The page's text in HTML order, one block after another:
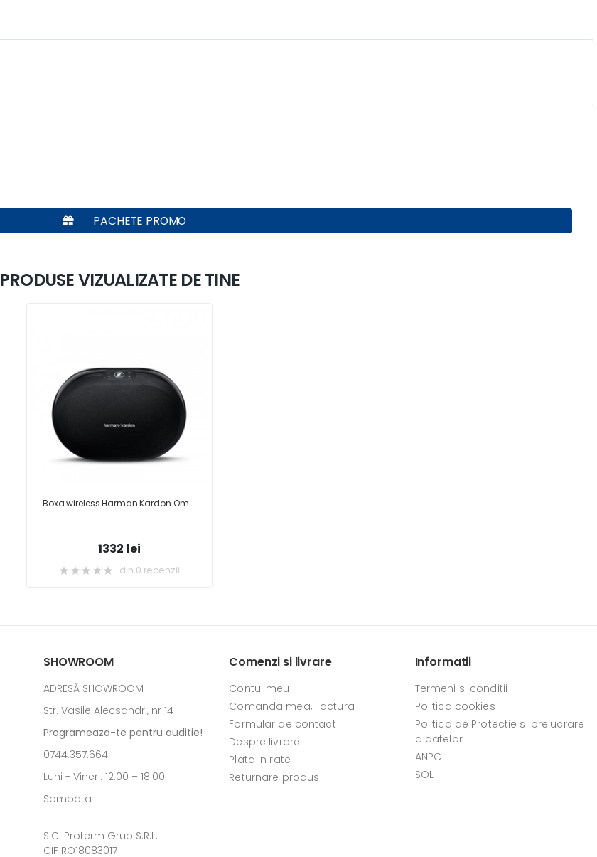
PACHETE PROMO
PRODUSE VIZUALIZATE DE TINE
Boxa wireless Harman Kardon Omni 20
1332 lei
din 0 recenzii
SHOWROOM
ADRESĂ SHOWROOM
Str. Vasile Alecsandri, nr 14
Programeaza-te pentru auditie!
0744.357.664
Luni - Vineri: 12:00 – 18.00
Sambata
S.C. Proterm Grup S.R.L.
CIF RO18083017
Comenzi si livrare
Contul meu
Comanda mea, Factura
Formular de contact
Despre livrare
Plata in rate
Returnare produs
Informatii
Termeni si conditii
Politica cookies
Politica de Protectie si prelucrare
a datelor
ANPC
SOL